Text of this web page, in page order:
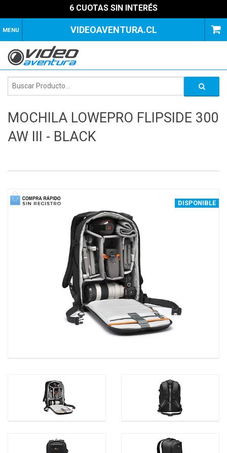
6 CUOTAS SIN INTERÉS
MENU VIDEOAVENTURA.CL
MOCHILA LOWEPRO FLIPSIDE 300
AW III - BLACK
DISPONIBLE
1 of 4